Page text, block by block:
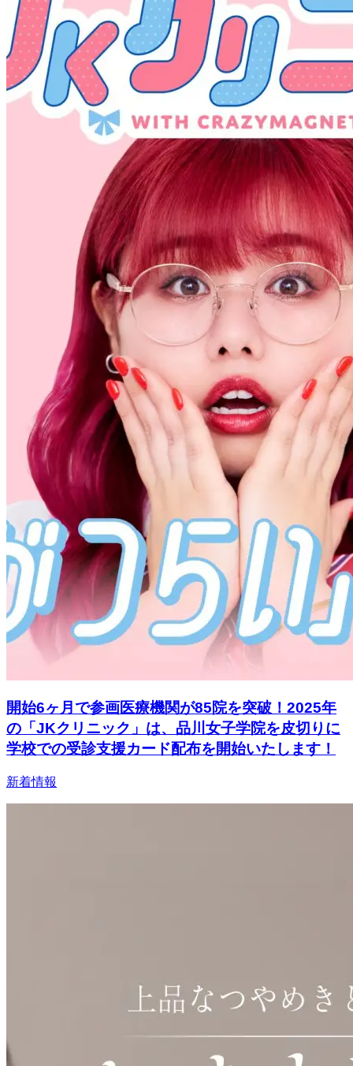
開始6ヶ月で参画医療機関が85院を突破！2025年
の「JKクリニック」は、品川女子学院を皮切りに
学校での受診支援カード配布を開始いたします！
新着情報